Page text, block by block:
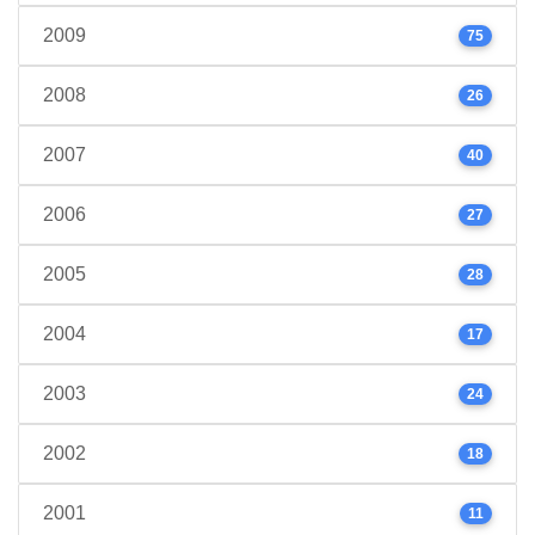
2009 75
2008 26
2007 40
2006 27
2005 28
2004 17
2003 24
2002 18
2001 11